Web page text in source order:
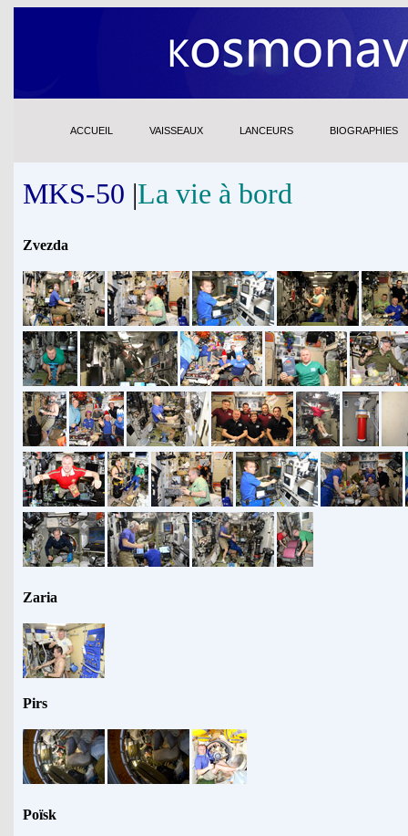
ACCUEIL VAISSEAUX LANCEURS BIOGRAPHIES
MKS-50 |La vie à bord
Zvezda
Zaria
Pirs
Poïsk